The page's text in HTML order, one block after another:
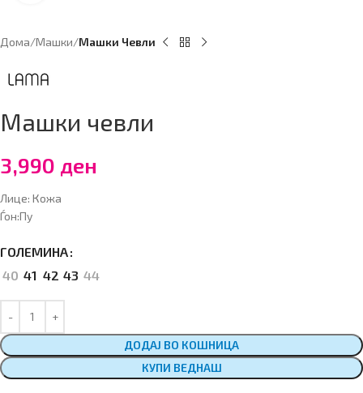
Дома Машки Машки Чевли
Машки чевли
3,990 ден
Лице: Кожа
Ѓон:Пу
ГОЛЕМИНА
40 41 42 43 44
ДОДАЈ ВО КОШНИЦА
КУПИ ВЕДНАШ